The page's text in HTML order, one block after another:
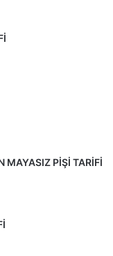
MAYASIZ PİŞİ TARİFİ